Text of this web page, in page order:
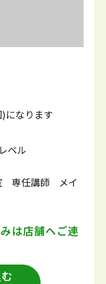
になります
ベル
専任講師 メイ
は店舗へご連